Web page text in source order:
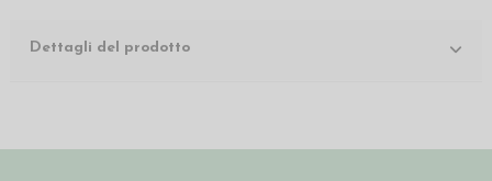
Dettagli del prodotto